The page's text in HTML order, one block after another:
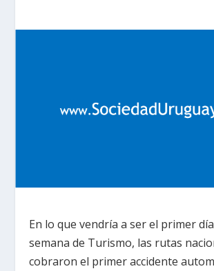
En lo que vendría a ser el primer
semana de Turismo, las rutas
cobraron el primer accidente